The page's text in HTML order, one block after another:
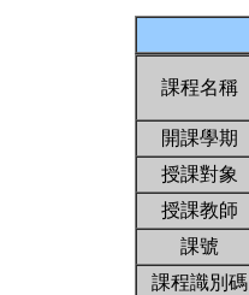
課程名稱
開課學期
授課對象
授課教師
課號
課程識別碼